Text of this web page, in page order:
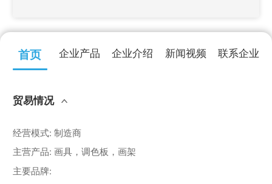
首页 企业产品 企业介绍 新闻视频 联系企业
贸易情况
经营模式: 制造商
主营产品: 画具，调色板，画架
主要品牌: